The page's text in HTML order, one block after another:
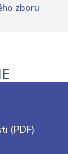
zboru
(PDF)